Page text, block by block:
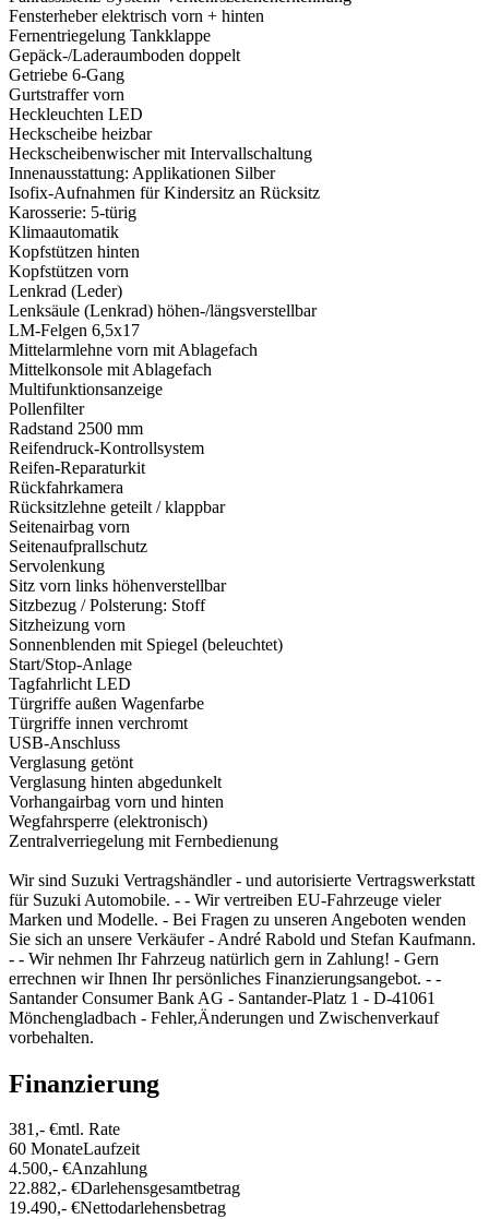
Fensterheber elektrisch vorn + hinten
Fernentriegelung Tankklappe
Gepäck-/Laderaumboden doppelt
Getriebe 6-Gang
Gurtstraffer vorn
Heckleuchten LED
Heckscheibe heizbar
Heckscheibenwischer mit Intervallschaltung
Innenausstattung: Applikationen Silber
Isofix-Aufnahmen für Kindersitz an Rücksitz
Karosserie: 5-türig
Klimaautomatik
Kopfstützen hinten
Kopfstützen vorn
Lenkrad (Leder)
Lenksäule (Lenkrad) höhen-/längsverstellbar
LM-Felgen 6,5x17
Mittelarmlehne vorn mit Ablagefach
Mittelkonsole mit Ablagefach
Multifunktionsanzeige
Pollenfilter
Radstand 2500 mm
Reifendruck-Kontrollsystem
Reifen-Reparaturkit
Rückfahrkamera
Rücksitzlehne geteilt / klappbar
Seitenairbag vorn
Seitenaufprallschutz
Servolenkung
Sitz vorn links höhenverstellbar
Sitzbezug / Polsterung: Stoff
Sitzheizung vorn
Sonnenblenden mit Spiegel (beleuchtet)
Start/Stop-Anlage
Tagfahrlicht LED
Türgriffe außen Wagenfarbe
Türgriffe innen verchromt
USB-Anschluss
Verglasung getönt
Verglasung hinten abgedunkelt
Vorhangairbag vorn und hinten
Wegfahrsperre (elektronisch)
Zentralverriegelung mit Fernbedienung
Wir sind Suzuki Vertragshändler - und autorisierte Vertragswerkstatt
für Suzuki Automobile. - - Wir vertreiben EU-Fahrzeuge vieler
Marken und Modelle. - Bei Fragen zu unseren Angeboten wenden
Sie sich an unsere Verkäufer - André Rabold und Stefan Kaufmann.
- - Wir nehmen Ihr Fahrzeug natürlich gern in Zahlung! - Gern
errechnen wir Ihnen Ihr persönliches Finanzierungsangebot. - -
Santander Consumer Bank AG - Santander-Platz 1 - D-41061
Mönchengladbach - Fehler,Änderungen und Zwischenverkauf
vorbehalten.
Finanzierung
381,- €mtl. Rate
60 MonateLaufzeit
4.500,- €Anzahlung
22.882,- €Darlehensgesamtbetrag
19.490,- €Nettodarlehensbetrag